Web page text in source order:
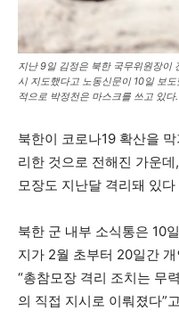
지난 9일 김정은 북한 국무위원장이
시 지도했다고 노동신문이 10일 보
적으로 박정천은 마스크를 쓰고 있다
북한이 코로나19 확산을
리한 것으로 전해진 가운
모장도 지난달 격리돼 있
북한 군 내부 소식통은 10
지가 2월 초부터 20일간
“총참모장 격리 조치는 무
의 직접 지시로 이뤄졌다”